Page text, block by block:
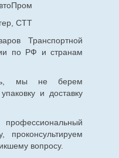
СТТ
Транспортной
по РФ и странам
мы не берем
и доставку
проконсультируем
вопросу.